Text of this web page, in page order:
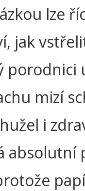
lze
jak
porodnici
mizí
i
absolutní